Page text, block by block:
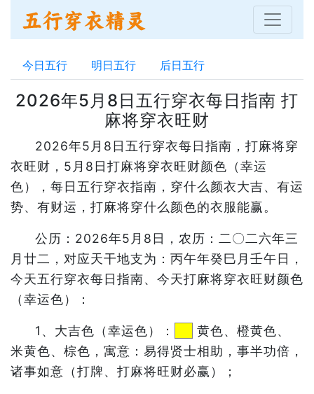
今日五行 明日五行 后日五行
2026年5月8日五行穿衣每日指南 打
麻将穿衣旺财
2026年5月8日五行穿衣每日指南，打麻将穿
衣旺财，5月8日打麻将穿衣旺财颜色（幸运
色），每日五行穿衣指南，穿什么颜衣大吉、有运
势、有财运，打麻将穿什么颜色的衣服能赢。
公历：2026年5月8日，农历：二〇二六年三
月廿二，对应天干地支为：丙午年癸巳月壬午日，
今天五行穿衣每日指南、今天打麻将穿衣旺财颜色
（幸运色）：
1、大吉色（幸运色）：
黄色、橙黄色、
米黄色、棕色，寓意：易得贤士相助，事半功倍，
诸事如意（打牌、打麻将旺财必赢）；